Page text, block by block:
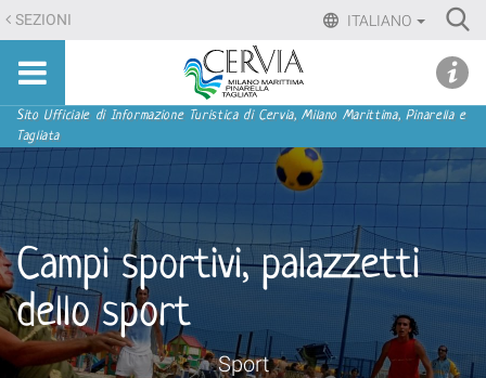
Salta
ai
contenuti.
Salta
alla
navigazione
ITALIANO
SEZIONI
Sito
turistico
ufficiale
Cervia,
Milano
Pinarella,
Tagliata
Sezioni
Sito Ufficiale di Informazione Turistica di Cervia, Milano Marittima, Pinarella e
Tagliata
Campi sportivi, palazzetti
dello sport
Sport
menu